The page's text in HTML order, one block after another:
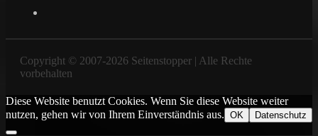
Copyright © 2007-2026 Seitenstopper | Alle Rechte
vorbehalten
Diese Website benutzt Cookies. Wenn Sie diese Website weiter
nutzen, gehen wir von Ihrem Einverständnis aus. OK Datenschutz